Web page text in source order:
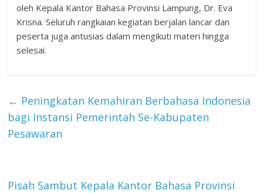
oleh Kepala Kantor Bahasa Provinsi Lampung, Dr. Eva
Krisna. Seluruh rangkaian kegiatan berjalan lancar dan
peserta juga antusias dalam mengikuti materi hingga
selesai.
← Peningkatan Kemahiran Berbahasa Indonesia
bagi Instansi Pemerintah Se-Kabupaten
Pesawaran
Pisah Sambut Kepala Kantor Bahasa Provinsi